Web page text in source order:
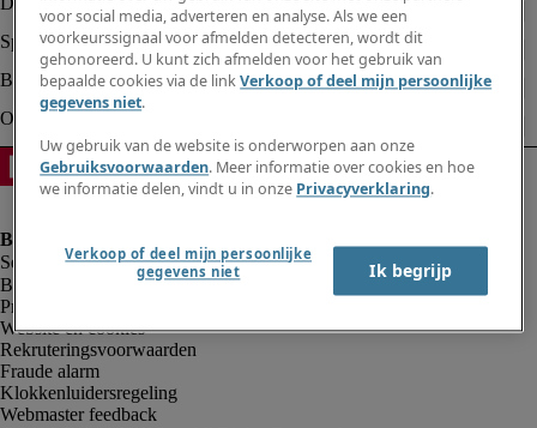
Bedrijfsinformatie
Privacyverklaring
Website en cookies
Rekruteringsvoorwaarden
Fraude alarm
Klokkenluidersregeling
Webmaster feedback
voor social media, adverteren en analyse. Als we een
voorkeurssignaal voor afmelden detecteren, wordt dit
gehonoreerd. U kunt zich afmelden voor het gebruik van
bepaalde cookies via de linkVerkoop of deel mijn persoonlijke
gegevens niet.
Uw gebruik van de website is onderworpen aan onze
Gebruiksvoorwaarden. Meer informatie over cookies en hoe
we informatie delen, vindt u in onze Privacyverklaring.
Verkoop of deel mijn persoonlijke
gegevens niet
Ik begrijp